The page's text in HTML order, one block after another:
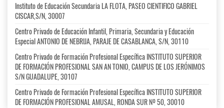
Instituto de Educación Secundaria LA FLOTA, PASEO CIENTIFICO GABRIEL
CISCAR,S/N, 30007
Centro Privado de Educación Infantil, Primaria, Secundaria y Educación
Especial ANTONIO DE NEBRIJA, PARAJE DE CASABLANCA, S/N, 30110
Centro Privado de Formación Profesional Específica INSTITUTO SUPERIOR
DE FORMACIÓN PROFESIONAL SAN AN TONIO, CAMPUS DE LOS JERÓNIMOS
S/N GUADALUPE, 30107
Centro Privado de Formación Profesional Específica INSTITUTO SUPERIOR
DE FORMACIÓN PROFESIONAL AMUSAL, RONDA SUR Nº 50, 30010